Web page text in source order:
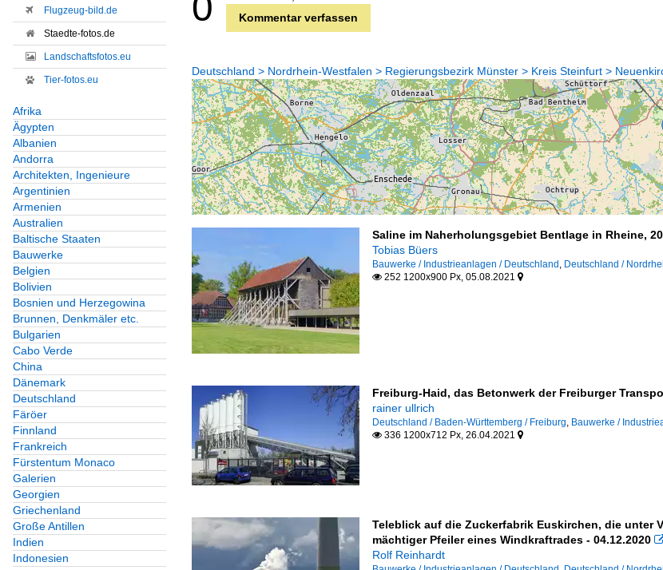
Flugzeug-bild.de
Staedte-fotos.de
Landschaftsfotos.eu
Tier-fotos.eu
Afrika
Ägypten
Albanien
Andorra
Architekten, Ingenieure
Argentinien
Armenien
Australien
Baltische Staaten
Bauwerke
Belgien
Bolivien
Bosnien und Herzegowina
Brunnen, Denkmäler etc.
Bulgarien
Cabo Verde
China
Dänemark
Deutschland
Färöer
Finnland
Frankreich
Fürstentum Monaco
Galerien
Georgien
Griechenland
Große Antillen
Indien
Indonesien
Kommentar verfassen
Deutschland > Nordrhein-Westfalen > Regierungsbezirk Münster > Kreis Steinfurt >
Saline im Naherholungsgebiet Bentlage in Rheine,
Tobias Büers
Bauwerke / Industrieanlagen / Deutschland , Deutschland /
252 1200x900 Px, 05.08.2021 
Freiburg-Haid, das Betonwerk der Freiburger
rainer ullrich
Deutschland / Baden-Württemberg / Freiburg, Bauwerke /
336 1200x712 Px, 26.04.2021 
Teleblick auf die Zuckerfabrik Euskirchen, die unter
mächtiger Pfeiler eines Windkraftrades - 04.12.2020
Rolf Reinhardt